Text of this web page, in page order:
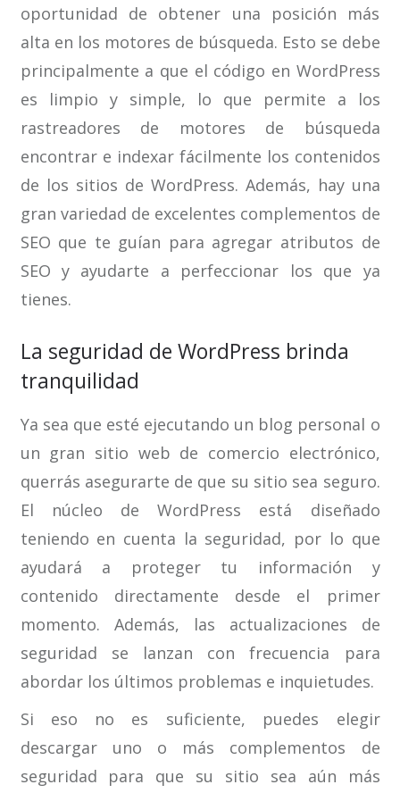
oportunidad de obtener una posición más
alta en los motores de búsqueda. Esto se debe
principalmente a que el código en WordPress
es limpio y simple, lo que permite a los
rastreadores de motores de búsqueda
encontrar e indexar fácilmente los contenidos
de los sitios de WordPress. Además, hay una
gran variedad de excelentes complementos de
SEO que te guían para agregar atributos de
SEO y ayudarte a perfeccionar los que ya
tienes.
La seguridad de WordPress brinda
tranquilidad
Ya sea que esté ejecutando un blog personal o
un gran sitio web de comercio electrónico,
querrás asegurarte de que su sitio sea seguro.
El núcleo de WordPress está diseñado
teniendo en cuenta la seguridad, por lo que
ayudará a proteger tu información y
contenido directamente desde el primer
momento. Además, las actualizaciones de
seguridad se lanzan con frecuencia para
abordar los últimos problemas e inquietudes.
Si eso no es suficiente, puedes elegir
descargar uno o más complementos de
seguridad para que su sitio sea aún más